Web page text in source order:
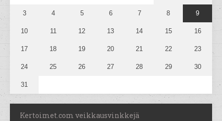
3 4 5 6 7 8 9
10 11 12 13 14 15 16
17 18 19 20 21 22 23
24 25 26 27 28 29 30
31
Kertoimet.com veikkausvinkkejä